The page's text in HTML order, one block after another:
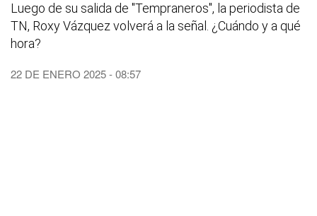
Luego de su salida de "Tempraneros", la periodista de
TN, Roxy Vázquez volverá a la señal. ¿Cuándo y a qué
hora?
22 DE ENERO 2025 - 08:57